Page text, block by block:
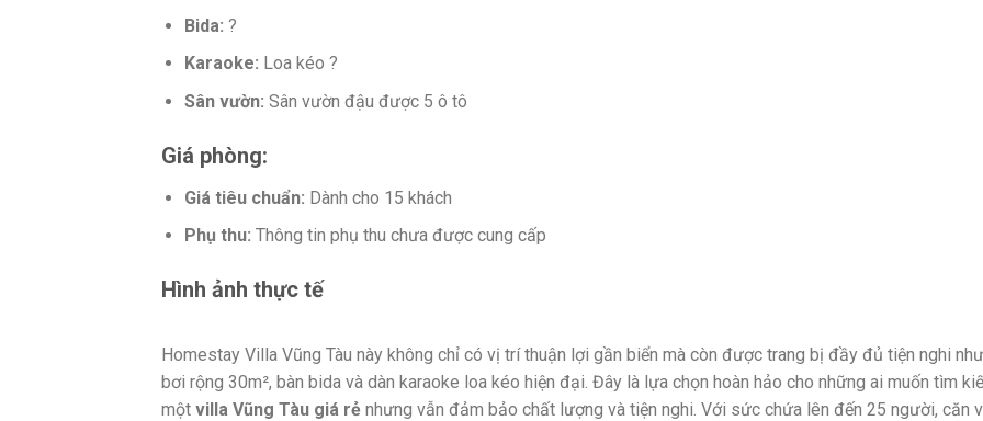
Bida: ?️
Karaoke: Loa kéo ?️
Sân vườn: Sân vườn đậu được 5 ô tô
Giá phòng:
Giá tiêu chuẩn: Dành cho 15 khách
Phụ thu: Thông tin phụ thu chưa được cung cấp
Hình ảnh thực tế
Homestay Villa Vũng Tàu này không chỉ có vị trí thuận lợi gần biển mà còn được trang bị đầy đủ tiện nghi
bơi rộng 30m², bàn bida và dàn karaoke loa kéo hiện đại. Đây là lựa chọn hoàn hảo cho những ai muốn tìm
một villa Vũng Tàu giá rẻ nhưng vẫn đảm bảo chất lượng và tiện nghi. Với sức chứa lên đến 25 người, căn